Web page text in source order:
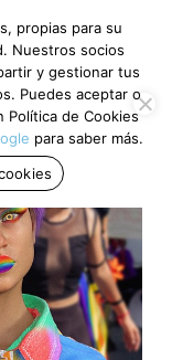
propias para su
Nuestros socios
y gestionar tus
Puedes aceptar o
Política de Cookies
para saber más.